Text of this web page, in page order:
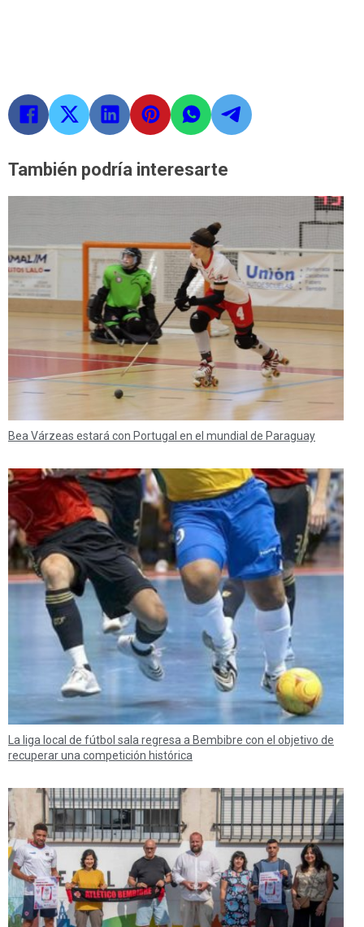
También podría interesarte
Bea Várzeas estará con Portugal en el mundial de Paraguay
La liga local de fútbol sala regresa a Bembibre con el objetivo de
recuperar una competición histórica